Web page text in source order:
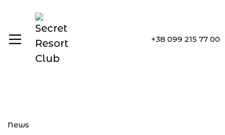
+38 099 215 77 00
News